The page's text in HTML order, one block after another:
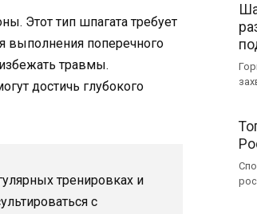
Этот тип шпагата требует
выполнения поперечного
травмы.
достичь глубокого
тренировках и
с